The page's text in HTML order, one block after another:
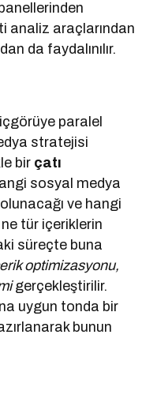
analiz araçlarından
da faydalınılır.
paralel
stratejisi
bir çatı
sosyal medya
ve hangi
tür içeriklerin
süreçte buna
optimizasyonu,
gerçekleştirilir.
uygun tonda bir
bunun